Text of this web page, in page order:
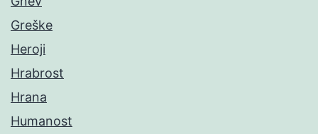
Greške
Heroji
Hrabrost
Hrana
Humanost